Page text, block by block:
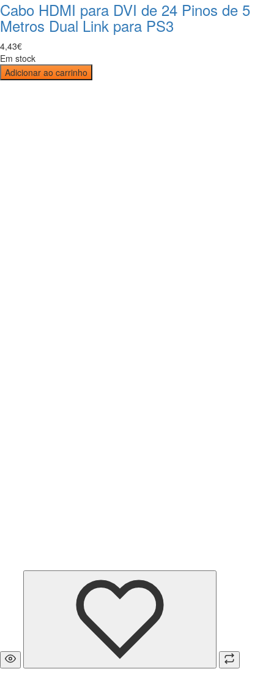
Cabo HDMI para DVI de 24 Pinos de 5
Metros Dual Link para PS3
4,43€
Em stock
Adicionar ao carrinho